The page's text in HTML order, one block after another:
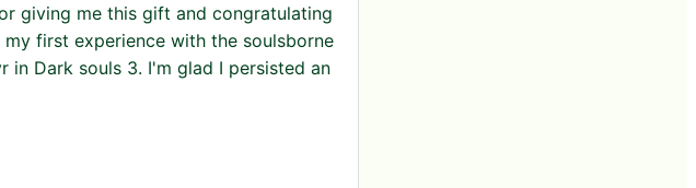
giving me this gift and congratulating
my first experience with the soulsborne
in Dark souls 3. I'm glad I persisted an